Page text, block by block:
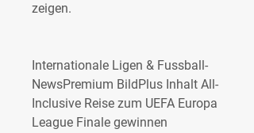
zeigen.
Internationale Ligen & Fussball-
NewsPremium BildPlus Inhalt All-
Inclusive Reise zum UEFA Europa
League Finale gewinnen